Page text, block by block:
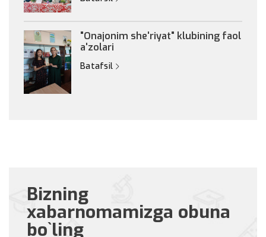
"Onajonim she'riyat" klubining faol
a'zolari
Batafsil
Bizning
xabarnomamizga obuna
bo`ling